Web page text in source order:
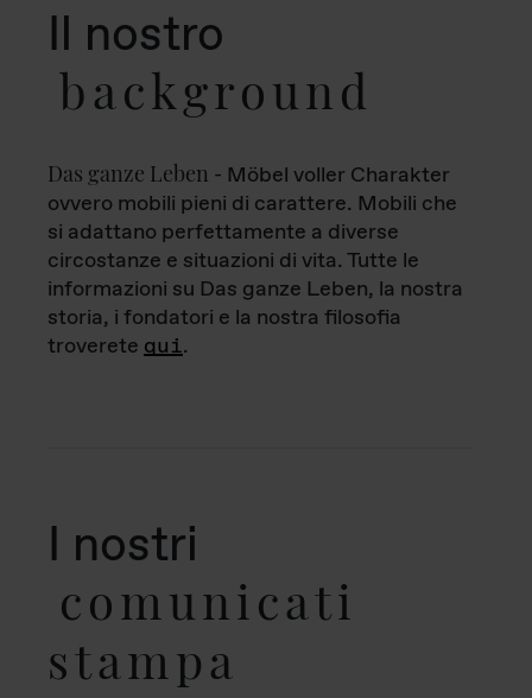
Il nostro
background
Das ganze Leben - Möbel voller Charakter
ovvero mobili pieni di carattere. Mobili che
si adattano perfettamente a diverse
circostanze e situazioni di vita. Tutte le
informazioni su Das ganze Leben, la nostra
storia, i fondatori e la nostra filosofia
troverete qui.
I nostri
comunicati
stampa